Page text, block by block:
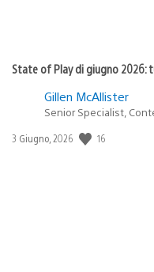
State of Play di giugno 2026:
Gillen McAllister
Senior Specialist,
Data
3 Giugno, 2026 16